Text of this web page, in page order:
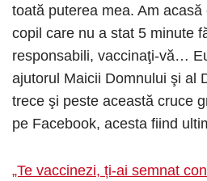
toată puterea mea. Am
copil care nu a stat 5 minute
responsabili, vaccinaţi-vă…
ajutorul Maicii Domnului şi al
trece şi peste această cruce
pe Facebook, acesta fiind
„Te vaccinezi, ți-ai semnat